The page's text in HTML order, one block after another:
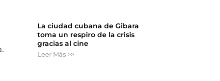
La ciudad cubana de Gibara
toma un respiro de la crisis
gracias al cine
Leer Más >>